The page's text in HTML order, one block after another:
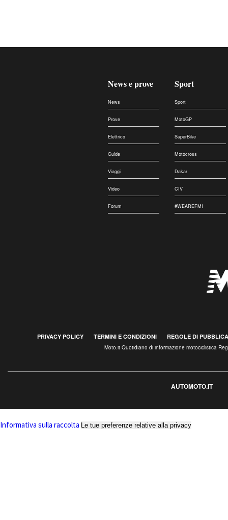
News e prove
News
Prove
Elettrico
Guide
Viaggi
Video
Forum
Sport
Sport
MotoGP
SuperBike
Motocross
Dakar
CIV
#WEAREFMI
PRIVACY POLICY TERMINI E CONDIZIONI REGOLE DI
Moto.it Quotidiano di informazione motociclistica
AUTOMOTO.IT
Informativa sulla raccolta Le tue preferenze relative alla privacy